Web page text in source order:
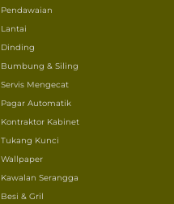
Pendawaian
Lantai
Dinding
Bumbung & Siling
Servis Mengecat
Pagar Automatik
Kontraktor Kabinet
Tukang Kunci
Wallpaper
Kawalan Serangga
Besi & Gril